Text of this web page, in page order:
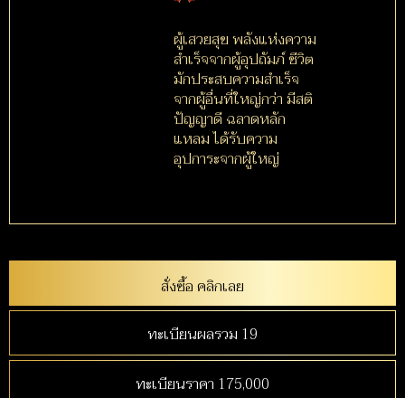
ผู้เสวยสุข พลังแห่งความ
สำเร็จจากผู้อุปถัมภ์ ชีวิต
มักประสบความสำเร็จ
จากผู้อื่นที่ใหญ่กว่า มีสติ
ปัญญาดี ฉลาดหลัก
แหลม ได้รับความ
อุปการะจากผู้ใหญ่
สั่งซื้อ คลิกเลย
ทะเบียนผลรวม 19
ทะเบียนราคา 175,000